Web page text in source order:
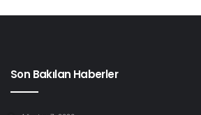
Son Bakılan Haberler